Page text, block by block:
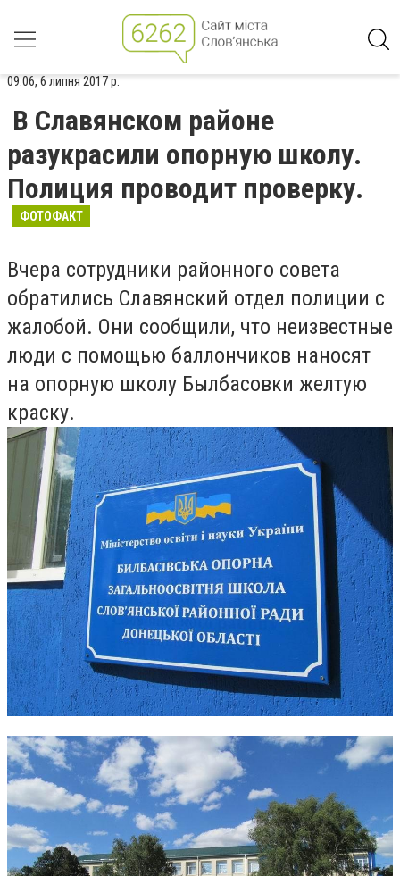
09:06, 6 липня 2017 р.
В Славянском районе
разукрасили опорную школу.
Полиция проводит проверку.
ФОТОФАКТ
Вчера сотрудники районного совета
обратились Славянский отдел полиции с
жалобой. Они сообщили, что неизвестные
люди с помощью баллончиков наносят
на опорную школу Былбасовки желтую
краску.